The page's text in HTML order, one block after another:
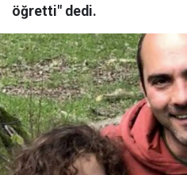
öğretti" dedi.